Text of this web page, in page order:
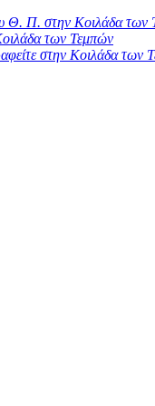
Θ. Π. στην Κοιλάδα των
των Τεμπών
στην Κοιλάδα των